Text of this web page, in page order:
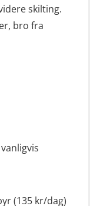
FF48 inkl.
liten
liten
skilting.
bro fra
(135 kr/dag)